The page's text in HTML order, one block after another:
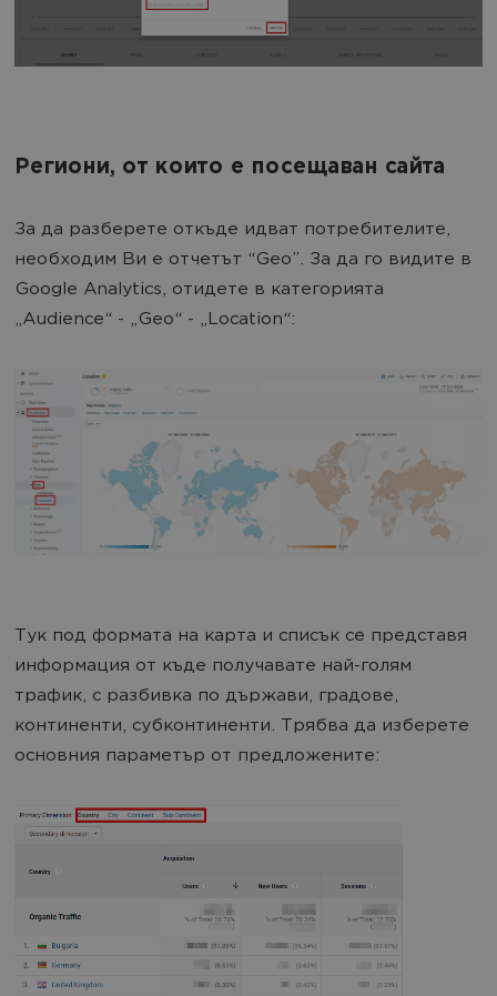
Региони, от които е посещаван сайта
За да разберете откъде идват потребителите,
необходим Ви е отчетът “Geo”. За да го видите в
Google Analytics, отидете в категорията
„Audience“ - „Geo“ - „Location“:
Тук под формата на карта и списък се представя
информация от къде получавате най-голям
трафик, с разбивка по държави, градове,
континенти, субконтиненти. Трябва да изберете
основния параметър от предложените: